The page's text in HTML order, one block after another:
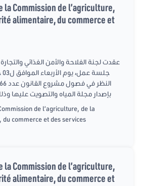
la Commission de l’agriculture,
alimentaire, du commerce et
عقدت لجنة الفلاحة والأمن الغذائي
بإصدار مجلة المياه والتصويت عليها وذلك
de l’agriculture, de la
commerce et des services
la Commission de l’agriculture,
alimentaire, du commerce et